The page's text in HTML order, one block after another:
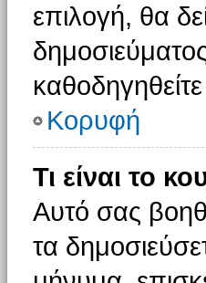
επιλογή, θα
Κορυφή
Τι είναι το
Αυτό σας
τα